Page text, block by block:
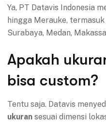
Ya, PT Datavis Indonesia
hingga Merauke,
Surabaya, Medan,
Apakah
bisa custom?
Tentu saja. Datavis
ukuran sesuai dimensi